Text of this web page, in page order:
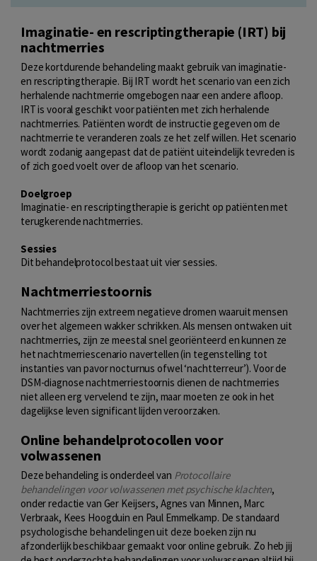
Imaginatie- en rescriptingtherapie (IRT) bij
nachtmerries
Deze kortdurende behandeling maakt gebruik van imaginatie-
en rescriptingtherapie. Bij IRT wordt het scenario van een zich
herhalende nachtmerrie omgebogen naar een andere afloop.
IRT is vooral geschikt voor patiënten met zich herhalende
nachtmerries. Patiënten wordt de instructie gegeven om de
nachtmerrie te veranderen zoals ze het zelf willen. Het scenario
wordt zodanig aangepast dat de patiënt uiteindelijk tevreden is
of zich goed voelt over de afloop van het scenario.
Doelgroep
Imaginatie- en rescriptingtherapie is gericht op patiënten met
terugkerende nachtmerries.
Sessies
Dit behandelprotocol bestaat uit vier sessies.
Nachtmerriestoornis
Nachtmerries zijn extreem negatieve dromen waaruit mensen
over het algemeen wakker schrikken. Als mensen ontwaken uit
nachtmerries, zijn ze meestal snel georiënteerd en kunnen ze
het nachtmerriescenario navertellen (in tegenstelling tot
instanties van pavor nocturnus ofwel ‘nachtterreur’). Voor de
DSM-diagnose nachtmerriestoornis dienen de nachtmerries
niet alleen erg vervelend te zijn, maar moeten ze ook in het
dagelijkse leven significant lijden veroorzaken.
Online behandelprotocollen voor
volwassenen
Deze behandeling is onderdeel van Protocollaire
behandelingen voor volwassenen met psychische klachten,
onder redactie van Ger Keijsers, Agnes van Minnen, Marc
Verbraak, Kees Hoogduin en Paul Emmelkamp. De standaard
psychologische behandelingen uit deze boeken zijn nu
afzonderlijk beschikbaar gemaakt voor online gebruik. Zo heb jij